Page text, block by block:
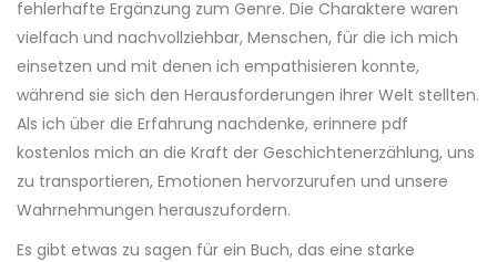
fehlerhafte Ergänzung zum Genre. Die Charaktere waren
vielfach und nachvollziehbar, Menschen, für die ich mich
einsetzen und mit denen ich empathisieren konnte,
während sie sich den Herausforderungen ihrer Welt stellten.
Als ich über die Erfahrung nachdenke, erinnere pdf
kostenlos mich an die Kraft der Geschichtenerzählung, uns
zu transportieren, Emotionen hervorzurufen und unsere
Wahrnehmungen herauszufordern.
Es gibt etwas zu sagen für ein Buch, das eine starke